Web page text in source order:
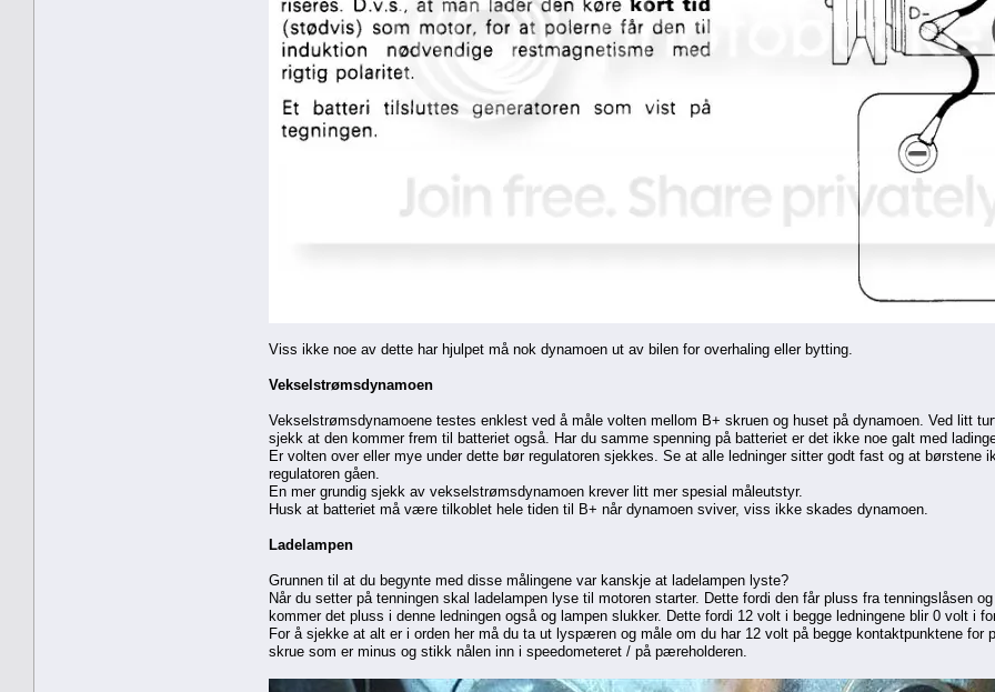
Viss ikke noe av dette har hjulpet må nok dynamoen ut av bilen for overhaling eller bytting.
Vekselstrømsdynamoen
Vekselstrømsdynamoene testes enklest ved å måle volten mellom B+ skruen og huset på dynamoen. Ved litt
sjekk at den kommer frem til batteriet også. Har du samme spenning på batteriet er det ikke noe galt med
Er volten over eller mye under dette bør regulatoren sjekkes. Se at alle ledninger sitter godt fast og at børstene
regulatoren gåen.
En mer grundig sjekk av vekselstrømsdynamoen krever litt mer spesial måleutstyr.
Husk at batteriet må være tilkoblet hele tiden til B+ når dynamoen sviver, viss ikke skades dynamoen.
Ladelampen
Grunnen til at du begynte med disse målingene var kanskje at ladelampen lyste?
Når du setter på tenningen skal ladelampen lyse til motoren starter. Dette fordi den får pluss fra tenningslåsen
kommer det pluss i denne ledningen også og lampen slukker. Dette fordi 12 volt i begge ledningene blir 0 volt i
For å sjekke at alt er i orden her må du ta ut lyspæren og måle om du har 12 volt på begge kontaktpunktene
skrue som er minus og stikk nålen inn i speedometeret / på pæreholderen.